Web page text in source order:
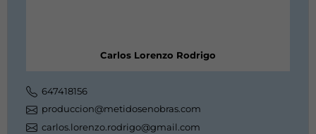
Carlos Lorenzo Rodrigo
647418156
produccion@metidosenobras.com
carlos.lorenzo.rodrigo@gmail.com